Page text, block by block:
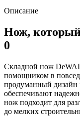
Описание
Нож,
0
Складной нож
помощником в
продуманный дизайн
обеспечивают
нож подходит для
до мелких